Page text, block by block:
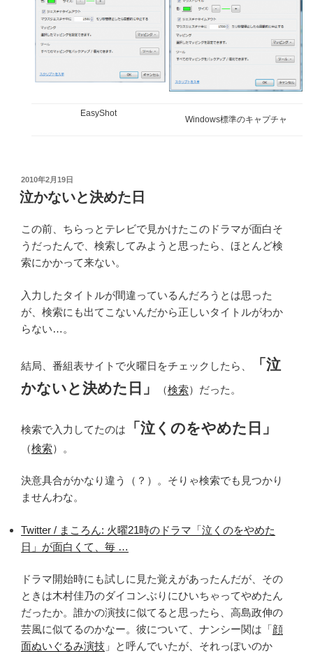
EasyShot
Windows標準のキャプチャ
投
稿
日:
2010年2月19日
泣かないと決めた日
この前、ちらっとテレビで見かけたこのドラマが面白そ
うだったんで、検索してみようと思ったら、ほとんど検
索にかかって来ない。
入力したタイトルが間違っているんだろうとは思った
が、検索にも出てこないんだから正しいタイトルがわか
らない…。
結局、番組表サイトで火曜日をチェックしたら、
「泣
かないと決めた日」
（検索）だった。
検索で入力してたのは 「泣くのをやめた日」
（検索）。
決意具合がかなり違う（？）。そりゃ検索でも見つかり
ませんわな。
Twitter / まころん: 火曜21時のドラマ「泣くのをやめた
日」が面白くて、毎 …
ドラマ開始時にも試しに見た覚えがあったんだが、その
ときは木村佳乃のダイコンぶりにひいちゃってやめたん
だったか。誰かの演技に似てると思ったら、高島政伸の
芸風に似てるのかなー。彼について、ナンシー関は「顔
面ぬいぐるみ演技 」と呼んでいたが、それっぽいのか